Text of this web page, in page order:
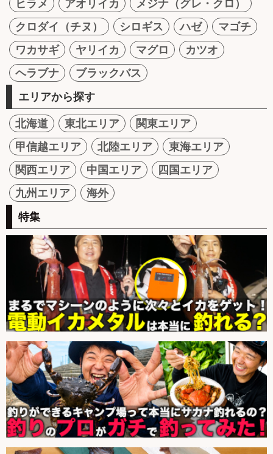
ヒラメ
アオリイカ
メジナ（グレ・クロ）
クロダイ（チヌ）
シロギス ハゼ
マゴチ
ワカサギ
ヤリイカ マグロ
カツオ
ヘラブナ
ブラックバス
エリアから探す
北海道 東北エリア
関東エリア
甲信越エリア
北陸エリア
東海エリア
関西エリア
中国エリア
四国エリア
九州エリア
海外
特集